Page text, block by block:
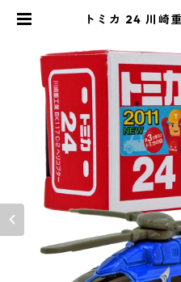
トミカ 24 川崎